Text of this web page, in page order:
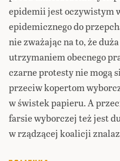
epidemii jest oczywistym
epidemicznego do
nie zważając na to, że
utrzymaniem obecnego
czarne protesty nie mogą
przeciw kopertom
w świstek papieru. A
farsie wyborczej też jest
w rządzącej koalicji